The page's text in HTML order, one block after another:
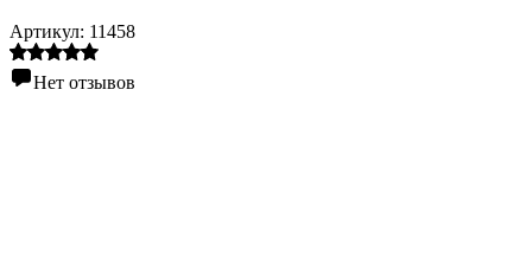
Артикул: 11458
Нет отзывов